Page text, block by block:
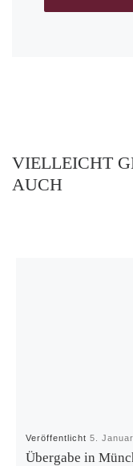
VIELLEICHT
AUCH
Veröffentlicht5.
Übergabe in